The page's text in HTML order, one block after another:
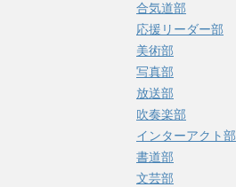
合気道部
応援リーダー部
美術部
写真部
放送部
吹奏楽部
インターアクト部
書道部
文芸部